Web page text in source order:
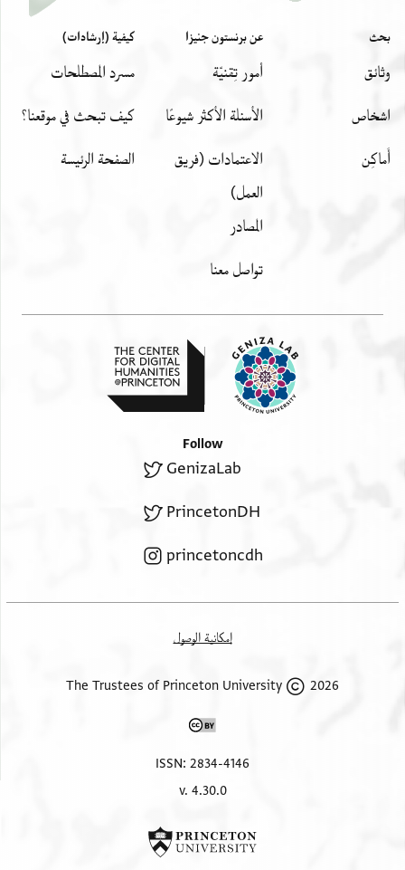
بحث
وثائق
اشخاص
أَماكِن
عن برنستون جنيزا
أمور تِقنيّة
الأسئلة الأكثر شيوعًا
الاعتمادات (فريق
العمل)
المصادر
تواصل معنا
كيفية (إرشادات)
مسرد المصطلحات
كيف تبحث في موقعنا؟
الصفحة الرئيسة
Follow
GenizaLab
PrincetonDH
princetoncdh
إمكانية الوصول
2026 The Trustees of Princeton University
ISSN: 2834-4146
v. 4.30.0